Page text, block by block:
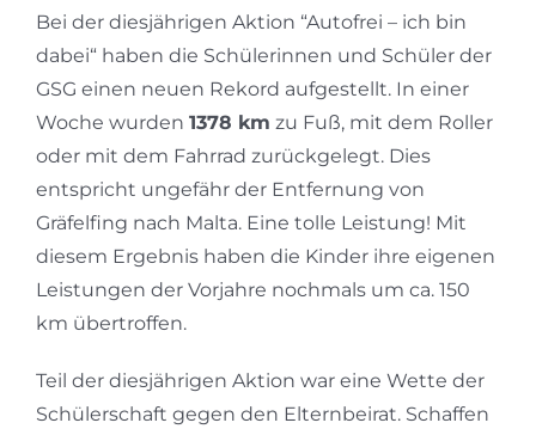
Bei der diesjährigen Aktion “Autofrei – ich bin
dabei“ haben die Schülerinnen und Schüler der
GSG einen neuen Rekord aufgestellt. In einer
Woche wurden 1378 km zu Fuß, mit dem Roller
oder mit dem Fahrrad zurückgelegt. Dies
entspricht ungefähr der Entfernung von
Gräfelfing nach Malta. Eine tolle Leistung! Mit
diesem Ergebnis haben die Kinder ihre eigenen
Leistungen der Vorjahre nochmals um ca. 150
km übertroffen.
Teil der diesjährigen Aktion war eine Wette der
Schülerschaft gegen den Elternbeirat. Schaffen